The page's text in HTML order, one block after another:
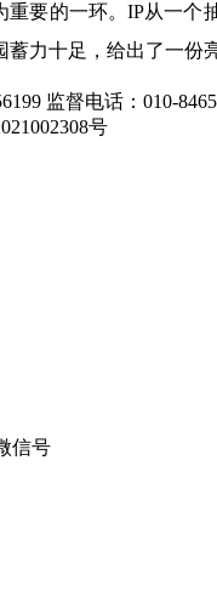
要的一环。IP从一个
力十足，给出了一
监督电话：010-
号
信号